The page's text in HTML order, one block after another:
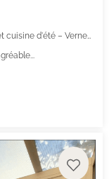
Maison 3 chambres avec garage, atelier, jardin et cuisine d'été – Vernet-les-Bains (66820)